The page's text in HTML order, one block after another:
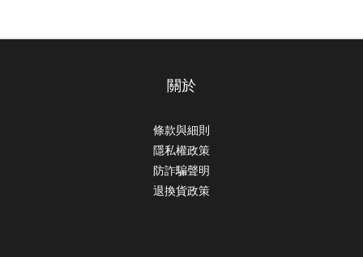
關於
條款與細則
隱私權政策
防詐騙聲明
退換貨政策